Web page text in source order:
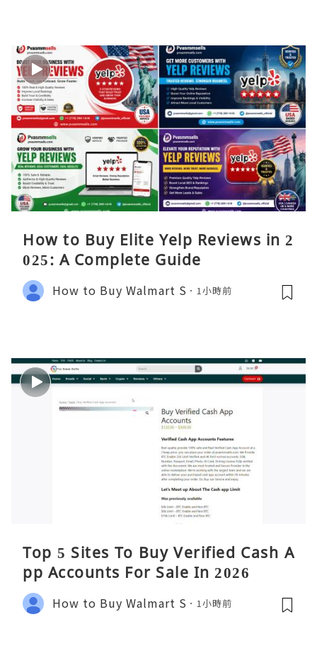
How to Buy Elite Yelp Reviews in 2
025: A Complete Guide
How to Buy Walmart S 1小時前
Top 5 Sites To Buy Verified Cash A
pp Accounts For Sale In 2026
How to Buy Walmart S 1小時前